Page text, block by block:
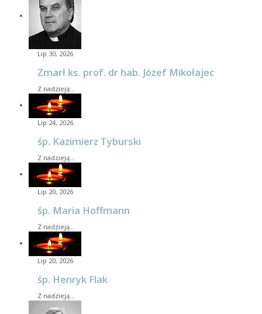
Lip 30, 2026
Zmarł ks. prof. dr hab. Józef Mikołajec
Z nadzieją…
Lip 24, 2026
śp. Kazimierz Tyburski
Z nadzieją…
Lip 20, 2026
śp. Maria Hoffmann
Z nadzieją…
Lip 20, 2026
śp. Henryk Flak
Z nadzieją…